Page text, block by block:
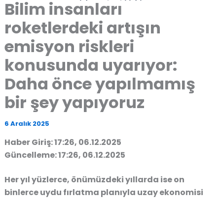
Bilim insanları
roketlerdeki artışın
emisyon riskleri
konusunda uyarıyor:
Daha önce yapılmamış
bir şey yapıyoruz
6 Aralık 2025
Haber Giriş: 17:26, 06.12.2025
Güncelleme: 17:26, 06.12.2025
Her yıl yüzlerce, önümüzdeki yıllarda ise on
binlerce uydu fırlatma planıyla uzay ekonomisi